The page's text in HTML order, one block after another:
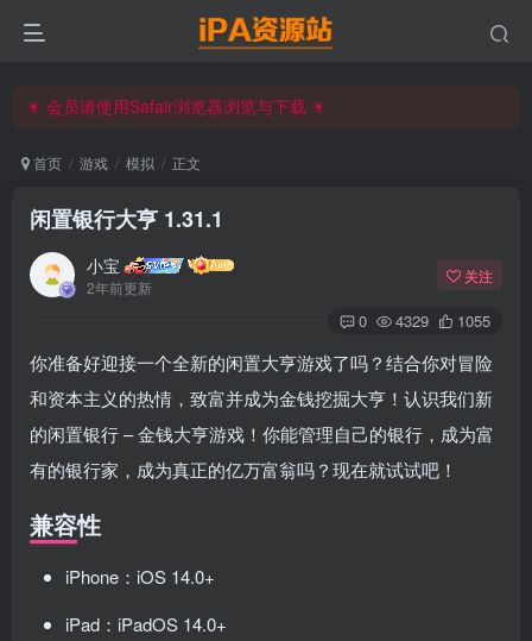
☀ 会员请使用Safair浏览器浏览与下载 ☀
☀ 会员请使用Safair浏览器浏览与下载 ☀
首页 游戏 模拟 正文
闲置银行大亨 1.31.1
小宝
2年前更新
关注
0 4329 1055
你准备好迎接一个全新的闲置大亨游戏了吗？结合你对冒险
和资本主义的热情，致富并成为金钱挖掘大亨！认识我们新
的闲置银行 – 金钱大亨游戏！你能管理自己的银行，成为富
有的银行家，成为真正的亿万富翁吗？现在就试试吧！
兼容性
iPhone：iOS 14.0+
iPad：iPadOS 14.0+